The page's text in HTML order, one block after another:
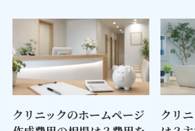
クリニックのホームページ
クリ